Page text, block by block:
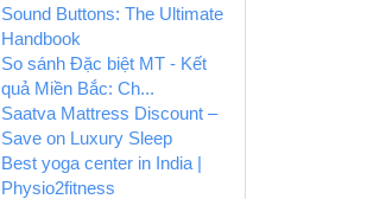
Sound Buttons: The Ultimate
Handbook
So sánh Đặc biệt MT - Kết
quả Miền Bắc: Ch...
Saatva Mattress Discount –
Save on Luxury Sleep
Best yoga center in India |
Physio2fitness